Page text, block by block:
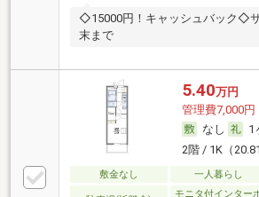
◇15000円！キャッシュバック◇
末まで
5.40万円
管理費7,000円
なし
1
2階 / 1K（
敷金なし 一人暮らし
モニタ付インター